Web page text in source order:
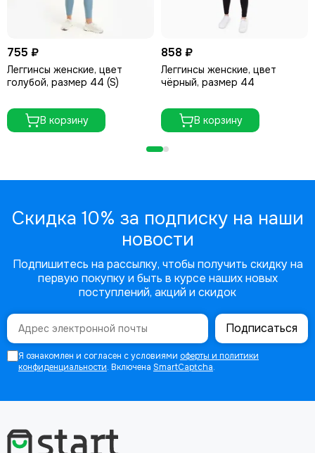
755 ₽
Леггинсы женские, цвет
голубой, размер 44 (S)
В корзину
858 ₽
Леггинсы женские, цвет
чёрный, размер 44
В корзину
Скидка 10% за подписку на наши
новости
Подпишитесь на рассылку, чтобы получить скидку на
первую покупку и быть в курсе наших новых
поступлений, акций и скидок
Подписаться
Я ознакомлен и согласен с условиями оферты и политики
конфиденциальности. Включена SmartCaptcha.